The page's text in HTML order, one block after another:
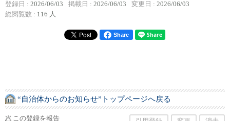
登録日 : 2026/06/03 掲載日 : 2026/06/03 変更日 : 2026/06/03
総閲覧数 : 116 人
Share
“自治体からのお知らせ”トップページへ戻る
この登録を報告